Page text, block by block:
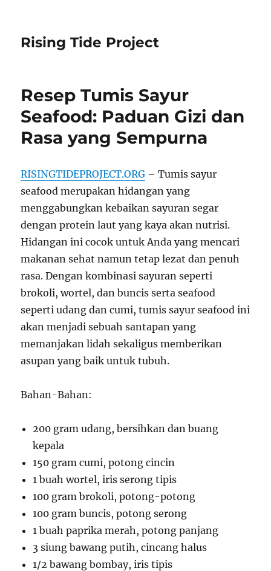
Rising Tide Project
Resep Tumis Sayur
Seafood: Paduan Gizi dan
Rasa yang Sempurna
RISINGTIDEPROJECT.ORG – Tumis sayur
seafood merupakan hidangan yang
menggabungkan kebaikan sayuran segar
dengan protein laut yang kaya akan nutrisi.
Hidangan ini cocok untuk Anda yang mencari
makanan sehat namun tetap lezat dan penuh
rasa. Dengan kombinasi sayuran seperti
brokoli, wortel, dan buncis serta seafood
seperti udang dan cumi, tumis sayur seafood ini
akan menjadi sebuah santapan yang
memanjakan lidah sekaligus memberikan
asupan yang baik untuk tubuh.
Bahan-Bahan:
200 gram udang, bersihkan dan buang
kepala
150 gram cumi, potong cincin
1 buah wortel, iris serong tipis
100 gram brokoli, potong-potong
100 gram buncis, potong serong
1 buah paprika merah, potong panjang
3 siung bawang putih, cincang halus
1/2 bawang bombay, iris tipis